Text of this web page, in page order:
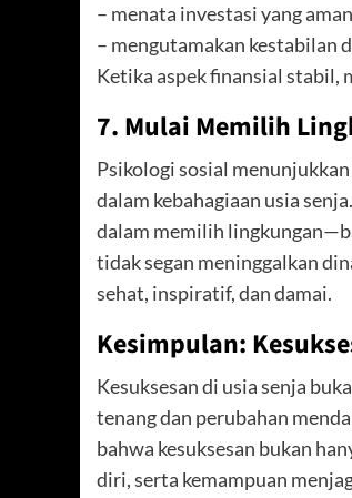
– menata investasi yang
– mengutamakan kestabilan
Ketika aspek finansial stabil,
7. Mulai Memilih
Psikologi sosial
dalam kebahagiaan usia
dalam memilih
tidak segan meninggalkan
sehat, inspiratif, dan damai.
Kesimpulan:
Kesuksesan di usia senja
tenang dan perubahan
bahwa kesuksesan bukan
diri, serta kemampuan